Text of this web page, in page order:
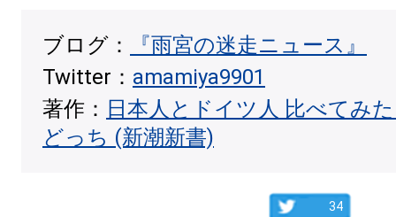
ブログ：
『雨宮の迷走ニュース』
Twitter： amamiya9901
著作： 日本人とドイツ人 比べてみ
どっち (新潮新書)
34